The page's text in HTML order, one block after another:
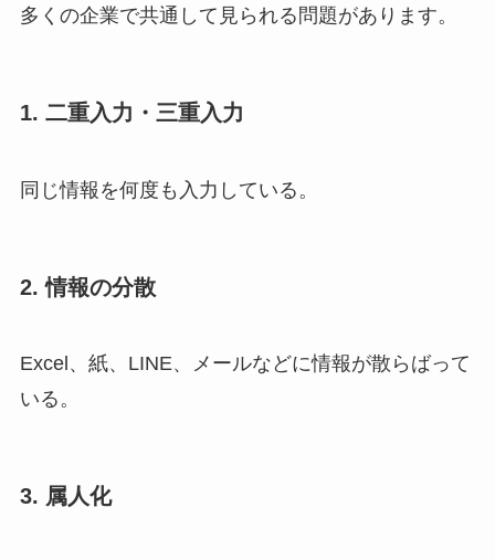
多くの企業で共通して見られる問題があります。
1. 二重入力・三重入力
同じ情報を何度も入力している。
2. 情報の分散
Excel、紙、LINE、メールなどに情報が散らばって
いる。
3. 属人化